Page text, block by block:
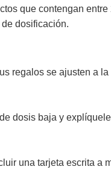
que contengan entre
dosificación.
regalos se ajusten a la
dosis baja y
una tarjeta escrita a